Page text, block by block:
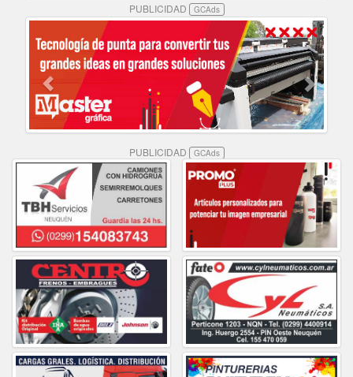
PUBLICIDAD GCAds
PUBLICIDAD GCAds